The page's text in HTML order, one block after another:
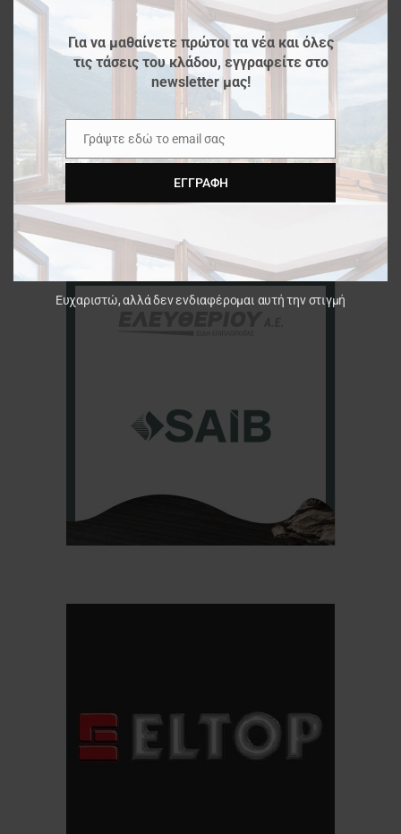
Για να μαθαίνετε πρώτοι τα νέα και όλες
τις τάσεις του κλάδου, εγγραφείτε στο
newsletter μας!
Email
Γράψτε εδώ το email σας
ΕΓΓΡΑΦΉ
Ευχαριστώ, αλλά δεν ενδιαφέρομαι αυτή την στιγμή